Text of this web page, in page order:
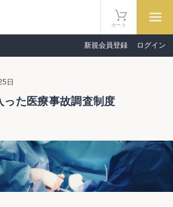
カート
新規会員登録 ログイン
日
た医療事故調査制度